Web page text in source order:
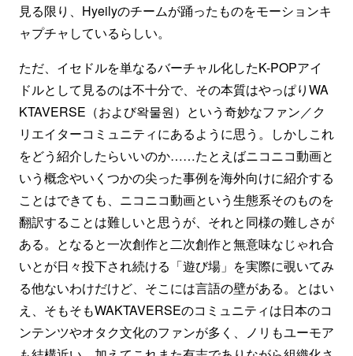
見る限り、Hyeilyのチームが踊ったものをモーションキ
ャプチャしているらしい。
ただ、イセドルを単なるバーチャル化したK-POPアイ
ドルとして見るのは不十分で、その本質はやっぱりWA
KTAVERSE（および왁물원）という奇妙なファン／ク
リエイターコミュニティにあるように思う。しかしこれ
をどう紹介したらいいのか……たとえばニコニコ動画と
いう概念やいくつかの尖った事例を海外向けに紹介する
ことはできても、ニコニコ動画という生態系そのものを
翻訳することは難しいと思うが、それと同様の難しさが
ある。となると一次創作と二次創作と無意味なじゃれ合
いとが日々投下され続ける「遊び場」を実際に覗いてみ
る他ないわけだけど、そこには言語の壁がある。とはい
え、そもそもWAKTAVERSEのコミュニティは日本のコ
ンテンツやオタク文化のファンが多く、ノリもユーモア